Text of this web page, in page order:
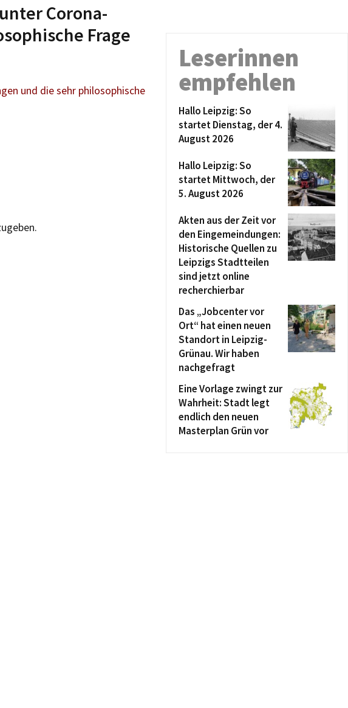
Corona-
Frage
und die sehr philosophische
Leserinnen
empfehlen
Hallo Leipzig: So
startet Dienstag, der 4.
August 2026
Hallo Leipzig: So
startet Mittwoch, der
5. August 2026
Akten aus der Zeit vor
den Eingemeindungen:
Historische Quellen zu
Leipzigs Stadtteilen
sind jetzt online
recherchierbar
Das „Jobcenter vor
Ort“ hat einen neuen
Standort in Leipzig-
Grünau. Wir haben
nachgefragt
Eine Vorlage zwingt zur
Wahrheit: Stadt legt
endlich den neuen
Masterplan Grün vor